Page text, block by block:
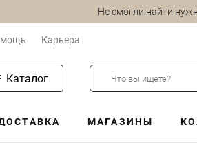
Не смогли найти
Карьера
Каталог
МАГАЗИНЫ